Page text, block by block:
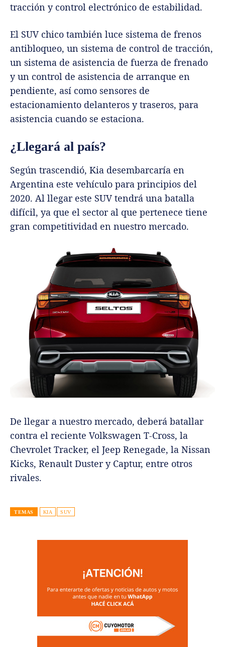
tracción y control electrónico de estabilidad.
El SUV chico también luce sistema de frenos
antibloqueo, un sistema de control de tracción,
un sistema de asistencia de fuerza de frenado
y un control de asistencia de arranque en
pendiente, así como sensores de
estacionamiento delanteros y traseros, para
asistencia cuando se estaciona.
¿Llegará al país?
Según trascendió, Kia desembarcaría en
Argentina este vehículo para principios del
2020. Al llegar este SUV tendrá una batalla
difícil, ya que el sector al que pertenece tiene
gran competitividad en nuestro mercado.
De llegar a nuestro mercado, deberá batallar
contra el reciente Volkswagen T-Cross, la
Chevrolet Tracker, el Jeep Renegade, la Nissan
Kicks, Renault Duster y Captur, entre otros
rivales.
TEMAS KIA SUV